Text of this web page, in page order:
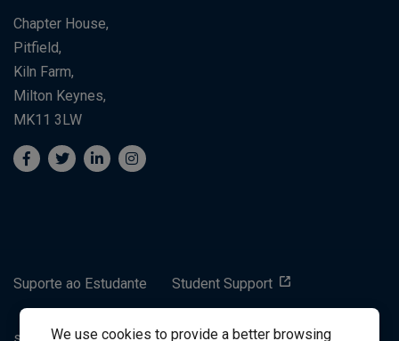
We use cookies to provide a better browsing
Chapter House,
Pitfield,
Kiln Farm,
Milton Keynes,
MK11 3LW
Suporte ao Estudante Student Support